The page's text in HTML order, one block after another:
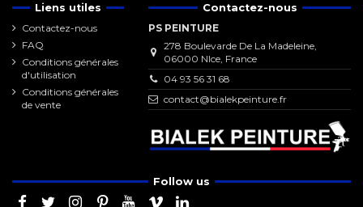
Liens utiles
Contactez-nous
FAQ
Conditions générales
d'utilisation
Conditions générales
de vente
Contactez-nous
PS PEINTURE
278 Boulevarde De La Madeleine,
06000 NIce, France
04 93 56 31 68
contact@bialekpeinture.fr
Follow us